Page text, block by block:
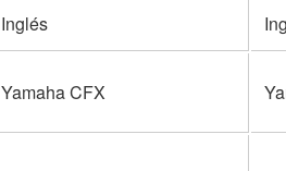
Inglés
Yamaha CFX